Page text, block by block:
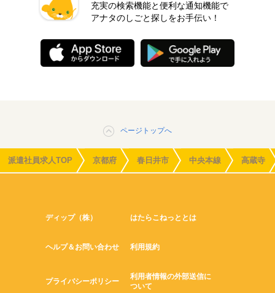
充実の検索機能と便利な通知機能で
アナタのしごと探しをお手伝い！
ページトップへ
派遣社員求人TOP 京都府 春日井市 中央本線 高蔵寺
ディップ（株） はたらこねっととは
ヘルプ＆お問い合わせ 利用規約
プライバシーポリシー
利用者情報の外部送信に
ついて